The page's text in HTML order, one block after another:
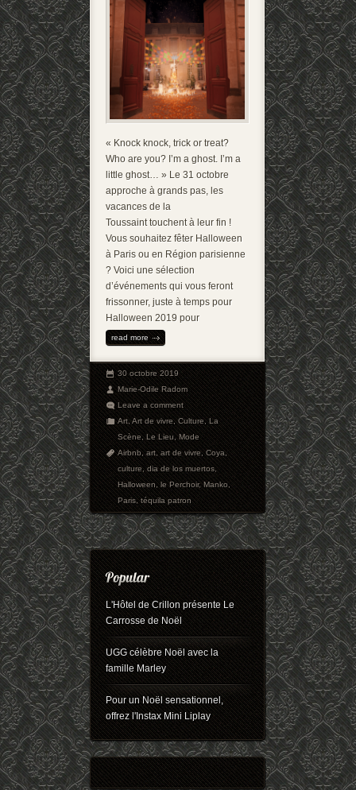
« Knock knock, trick or treat?
Who are you? I’m a ghost. I’m a
little ghost… » Le 31 octobre
approche à grands pas, les
vacances de la
Toussaint touchent à leur fin !
Vous souhaitez fêter Halloween
à Paris ou en Région parisienne
? Voici une sélection
d’événements qui vous feront
frissonner, juste à temps pour
Halloween 2019 pour
read more
30 octobre 2019
Marie-Odile Radom
Leave a comment
Art,Art de vivre,Culture,La
Scène,Le Lieu,Mode
Airbnb,art,art de vivre,Coya,
culture,dia de los muertos,
Halloween,le Perchoir,Manko,
Paris,téquila patron
L'Hôtel de Crillon présente Le
Carrosse de Noël
UGG célèbre Noël avec la
famille Marley
Pour un Noël sensationnel,
offrez l'Instax Mini Liplay